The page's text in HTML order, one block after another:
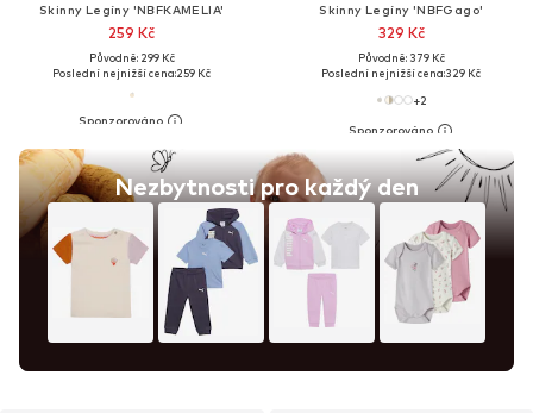
Skinny Legíny 'NBFKAMELIA'
259 Kč
Původně: 299 Kč
Poslední nejnižší cena:259 Kč
Nezbytnosti pro každý den
Skinny Legíny 'NBFGago'
329 Kč
Původně: 379 Kč
Poslední nejnižší cena:329 Kč
+2